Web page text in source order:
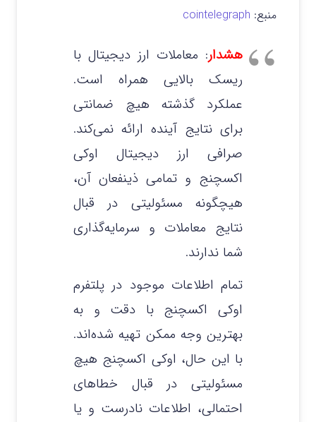
منبع: cointelegraph
هشدار: معاملات ارز دیجیتال با
ریسک بالایی همراه است.
عملکرد گذشته هیچ ضمانتی
برای نتایج آینده ارائه نمی‌کند.
صرافی ارز دیجیتال اوکی
اکسچنج و تمامی ذینفعان آن،
هیچگونه مسئولیتی در قبال
نتایج معاملات و سرمایه‌گذاری
شما ندارند.
تمام اطلاعات موجود در پلتفرم
اوکی اکسچنج با دقت و به
بهترین وجه ممکن تهیه شده‌اند.
با این حال، اوکی اکسچنج هیچ
مسئولیتی در قبال خطاهای
احتمالی، اطلاعات نادرست و یا